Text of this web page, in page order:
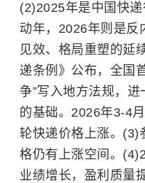
(2)2025年是中国快递
动年，2026年则是反
见效、格局重塑的延
递条例》公布，全国
争”写入地方法规，
的基础。2026年3-4
轮快递价格上涨。(3)
格仍有上涨空间。
业绩增长，盈利质量